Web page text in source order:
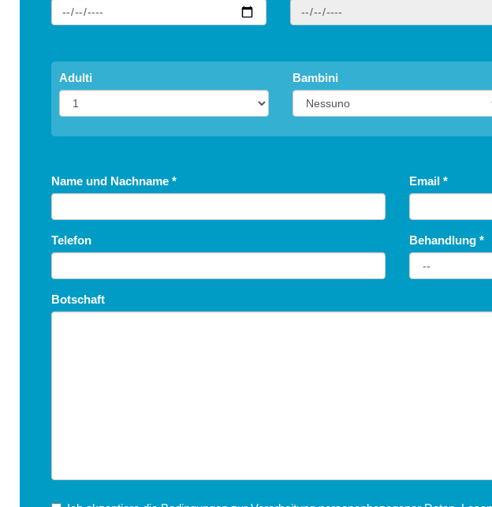
Adulti Bambini
Name und Nachname * Email *
Telefon Behandlung *
Botschaft